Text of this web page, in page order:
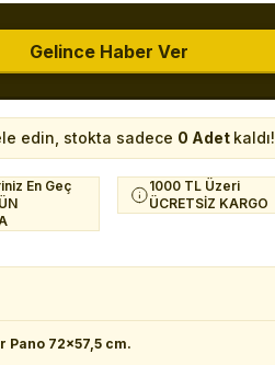
Gelince Haber Ver
edin, stokta sadece 0 Adet kaldı!
En Geç
1000 TL Üzeri
ÜCRETSİZ KARGO
Pano 72x57,5 cm.